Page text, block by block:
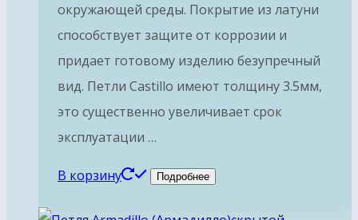
окружающей среды. Покрытие из латуни
способствует защите от коррозии и
придает готовому изделию безупречный
вид. Петли Castillo имеют толщину 3.5мм,
это существенно увеличивает срок
эксплуатации …
В корзину Подробнее